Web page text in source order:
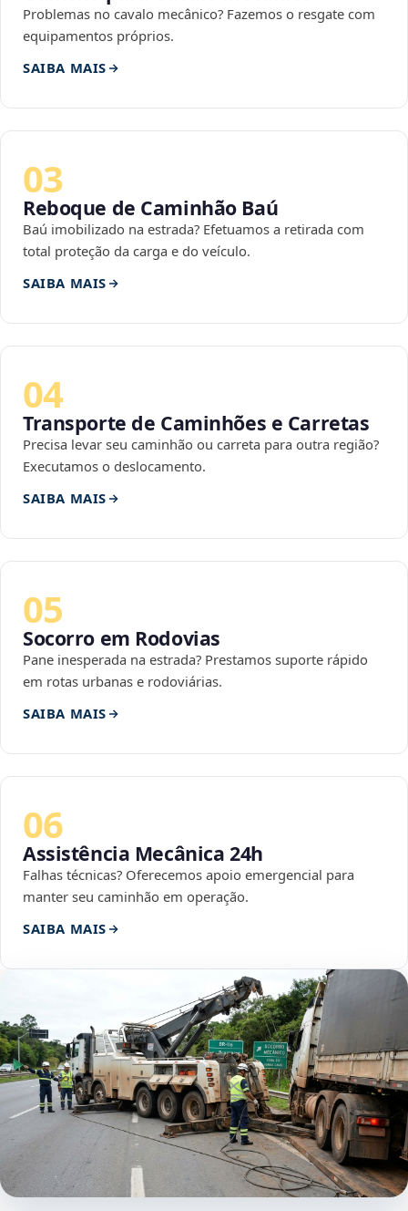
Problemas no cavalo mecânico? Fazemos o resgate com
equipamentos próprios.
SAIBA MAIS
03
Reboque de Caminhão Baú
Baú imobilizado na estrada? Efetuamos a retirada com
total proteção da carga e do veículo.
SAIBA MAIS
04
Transporte de Caminhões e Carretas
Precisa levar seu caminhão ou carreta para outra região?
Executamos o deslocamento.
SAIBA MAIS
05
Socorro em Rodovias
Pane inesperada na estrada? Prestamos suporte rápido
em rotas urbanas e rodoviárias.
SAIBA MAIS
06
Assistência Mecânica 24h
Falhas técnicas? Oferecemos apoio emergencial para
manter seu caminhão em operação.
SAIBA MAIS